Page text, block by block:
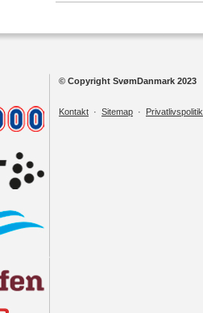
© Copyright SvømDanmark 2023
Kontakt · Sitemap · Privatlivspolitik